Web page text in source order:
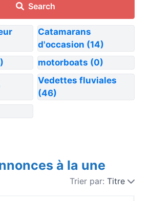
Search
Catamarans
d'occasion (14)
motorboats (0)
Vedettes fluviales
(46)
à la une
Trier par: Titre